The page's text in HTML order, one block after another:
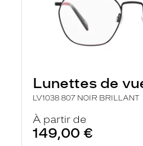
Lunettes de
LV1038 807 NOIR BRILLANT
À partir de
149,00 €